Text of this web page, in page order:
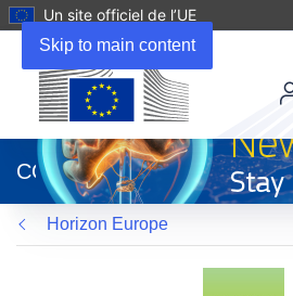
Skip to main content
Un site officiel de l’UE
dans
une
nouvelle
fenêtre)
CORDIS
Horizon Europe